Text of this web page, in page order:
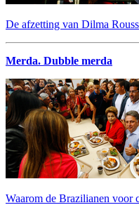
De afzetting van Dilma
Merda. Dubble merda
Waarom de Brazilianen voor